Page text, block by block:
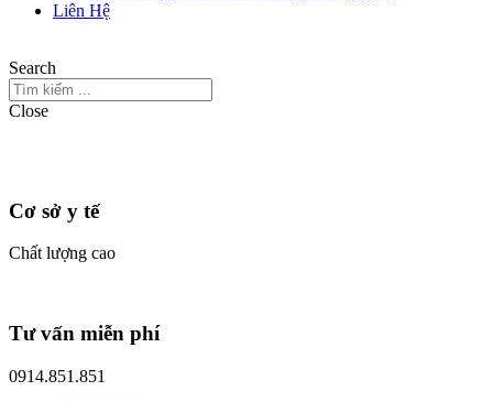
Liên Hệ
Search
Close
Cơ sở y tế
Chất lượng cao
Tư vấn miễn phí
0914.851.851